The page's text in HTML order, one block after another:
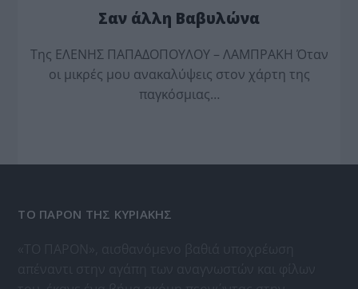
Σαν άλλη Βαβυλώνα
Της ΕΛΕΝΗΣ ΠΑΠΑΔΟΠΟΥΛΟΥ – ΛΑΜΠΡΑΚΗ Όταν
οι μικρές μου ανακαλύψεις στον χάρτη της
παγκόσμιας…
ΤΟ ΠΑΡΟΝ ΤΗΣ ΚΥΡΙΑΚΗΣ